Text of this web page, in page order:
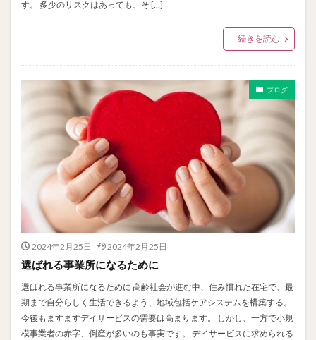
す。 多少のリスクはあっても、そ […]
続きを読む
ブログ
2024年2月25日 2024年2月25日
選ばれる事業所になるために
選ばれる事業所になるために 高齢社会が進む中、住み慣れた在宅で、最
期まで自分らしく生活できるよう、地域包括ケアシステムを構築する。
今後もますますデイサービスの需要は高まります。 しかし、一方で小規
模事業者の赤字、倒産が多いのも事実です。 デイサービスに求められる